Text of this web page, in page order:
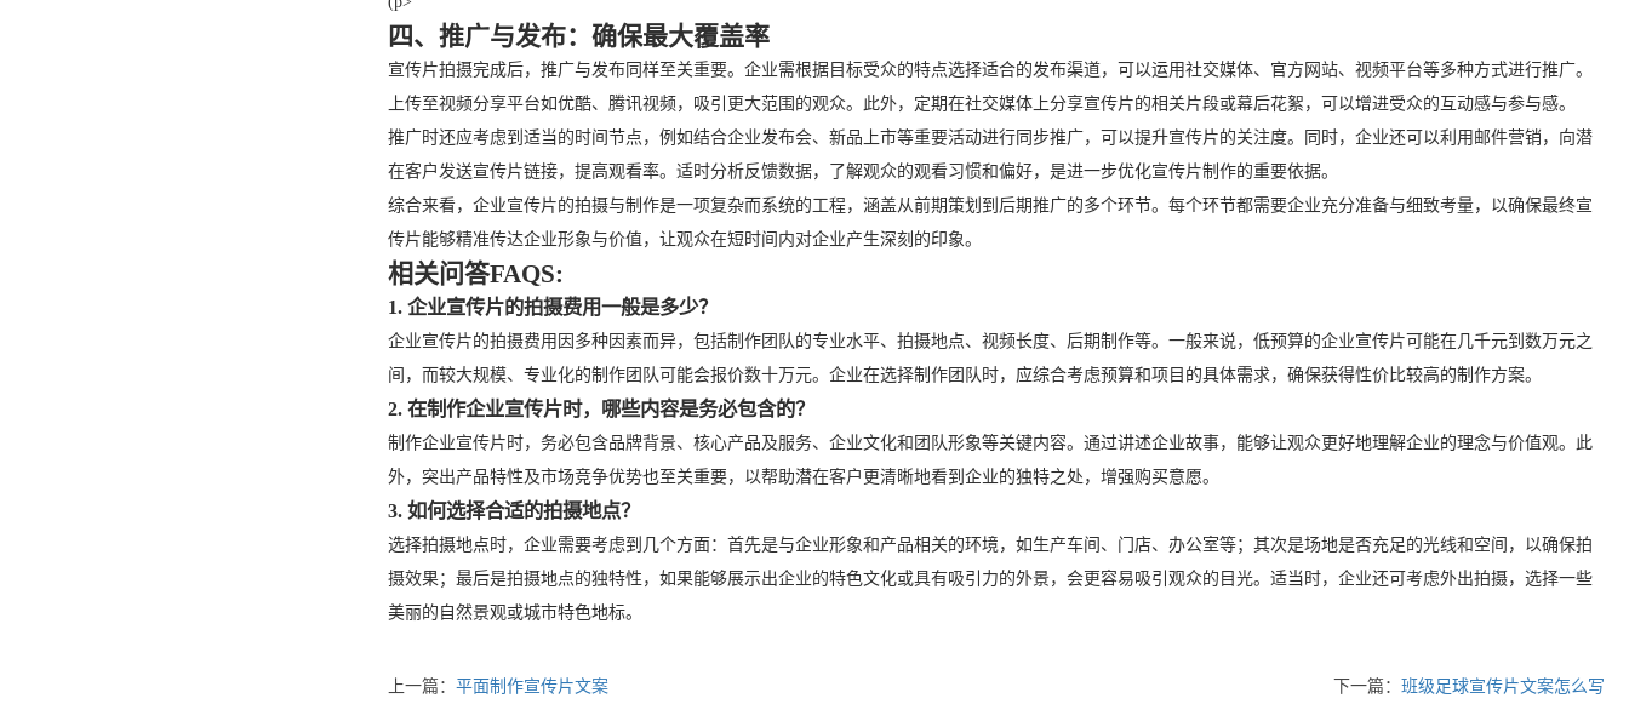
四、推广与发布：确保最大覆盖率
宣传片拍摄完成后，推广与发布同样至关重要。企业需根据目标受众的特点选择适合的发布渠道，可以运用社交媒体、官方网站、视频平台等多种方式进行推广。
上传至视频分享平台如优酷、腾讯视频，吸引更大范围的观众。此外，定期在社交媒体上分享宣传片的相关片段或幕后花絮，可以增进受众的互动感与参与感。
推广时还应考虑到适当的时间节点，例如结合企业发布会、新品上市等重要活动进行同步推广，可以提升宣传片的关注度。同时，企业还可以利用邮件营销，向潜
在客户发送宣传片链接，提高观看率。适时分析反馈数据，了解观众的观看习惯和偏好，是进一步优化宣传片制作的重要依据。
综合来看，企业宣传片的拍摄与制作是一项复杂而系统的工程，涵盖从前期策划到后期推广的多个环节。每个环节都需要企业充分准备与细致考量，以确保最终宣
传片能够精准传达企业形象与价值，让观众在短时间内对企业产生深刻的印象。
相关问答FAQS:
1. 企业宣传片的拍摄费用一般是多少？
企业宣传片的拍摄费用因多种因素而异，包括制作团队的专业水平、拍摄地点、视频长度、后期制作等。一般来说，低预算的企业宣传片可能在几千元到数万元之
间，而较大规模、专业化的制作团队可能会报价数十万元。企业在选择制作团队时，应综合考虑预算和项目的具体需求，确保获得性价比较高的制作方案。
2. 在制作企业宣传片时，哪些内容是务必包含的？
制作企业宣传片时，务必包含品牌背景、核心产品及服务、企业文化和团队形象等关键内容。通过讲述企业故事，能够让观众更好地理解企业的理念与价值观。此
外，突出产品特性及市场竞争优势也至关重要，以帮助潜在客户更清晰地看到企业的独特之处，增强购买意愿。
3. 如何选择合适的拍摄地点？
选择拍摄地点时，企业需要考虑到几个方面：首先是与企业形象和产品相关的环境，如生产车间、门店、办公室等；其次是场地是否充足的光线和空间，以确保拍
摄效果；最后是拍摄地点的独特性，如果能够展示出企业的特色文化或具有吸引力的外景，会更容易吸引观众的目光。适当时，企业还可考虑外出拍摄，选择一些
美丽的自然景观或城市特色地标。
上一篇：平面制作宣传片文案 下一篇： 班级足球宣传片文案怎么写